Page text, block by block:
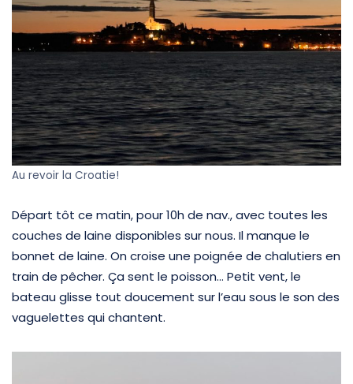
Au revoir la Croatie!
Départ tôt ce matin, pour 10h de nav., avec toutes les
couches de laine disponibles sur nous. Il manque le
bonnet de laine. On croise une poignée de chalutiers en
train de pêcher. Ça sent le poisson… Petit vent, le
bateau glisse tout doucement sur l’eau sous le son des
vaguelettes qui chantent.